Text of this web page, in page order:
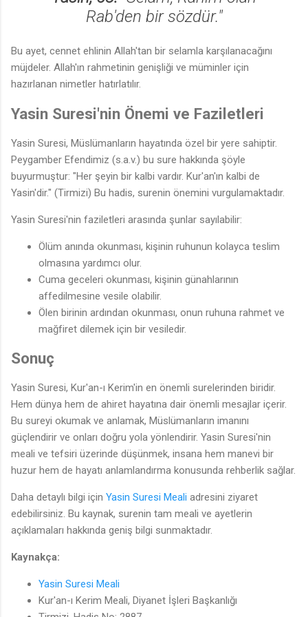
Rab'den bir sözdür."
Bu ayet, cennet ehlinin Allah'tan bir selamla karşılanacağını
müjdeler. Allah'ın rahmetinin genişliği ve müminler için
hazırlanan nimetler hatırlatılır.
Yasin Suresi'nin Önemi ve Faziletleri
Yasin Suresi, Müslümanların hayatında özel bir yere sahiptir.
Peygamber Efendimiz (s.a.v.) bu sure hakkında şöyle
buyurmuştur: "Her şeyin bir kalbi vardır. Kur'an'ın kalbi de
Yasin'dir." (Tirmizi) Bu hadis, surenin önemini vurgulamaktadır.
Yasin Suresi'nin faziletleri arasında şunlar sayılabilir:
Ölüm anında okunması, kişinin ruhunun kolayca teslim
olmasına yardımcı olur.
Cuma geceleri okunması, kişinin günahlarının
affedilmesine vesile olabilir.
Ölen birinin ardından okunması, onun ruhuna rahmet ve
mağfiret dilemek için bir vesiledir.
Sonuç
Yasin Suresi, Kur'an-ı Kerim'in en önemli surelerinden biridir.
Hem dünya hem de ahiret hayatına dair önemli mesajlar içerir.
Bu sureyi okumak ve anlamak, Müslümanların imanını
güçlendirir ve onları doğru yola yönlendirir. Yasin Suresi'nin
meali ve tefsiri üzerinde düşünmek, insana hem manevi bir
huzur hem de hayatı anlamlandırma konusunda rehberlik sağlar.
Daha detaylı bilgi için Yasin Suresi Meali adresini ziyaret
edebilirsiniz. Bu kaynak, surenin tam meali ve ayetlerin
açıklamaları hakkında geniş bilgi sunmaktadır.
Kaynakça:
Yasin Suresi Meali
Kur'an-ı Kerim Meali, Diyanet İşleri Başkanlığı